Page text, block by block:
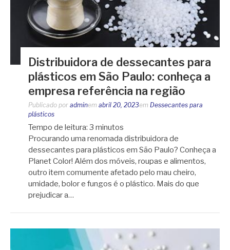
Distribuidora de dessecantes para
plásticos em São Paulo: conheça a
empresa referência na região
Publicado por adminem abril 20, 2023em Dessecantes para
plásticos
Tempo de leitura: 3 minutos
Procurando uma renomada distribuidora de
dessecantes para plásticos em São Paulo? Conheça a
Planet Color! Além dos móveis, roupas e alimentos,
outro item comumente afetado pelo mau cheiro,
umidade, bolor e fungos é o plástico. Mais do que
prejudicar a…